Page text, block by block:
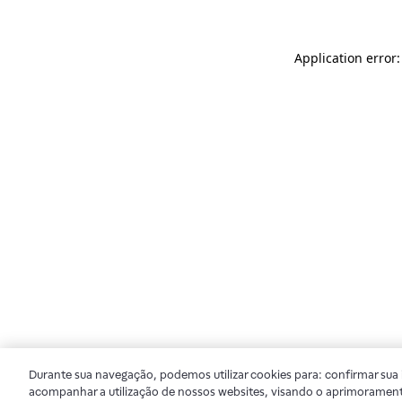
Application
Durante sua navegação, podemos utilizar cookies para: confirmar
acompanhar a utilização de nossos websites, visando o